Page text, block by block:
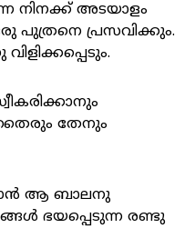
നിനക്ക്‌ അടയാളം
പുത്രനെ പ്രസവിക്കും.
തേനും
ആ ബാലനു
ഭയപ്പെടുന്ന രണ്ടു